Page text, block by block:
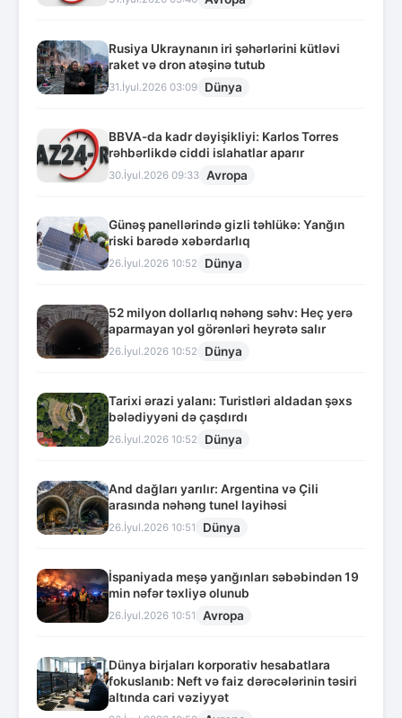
Rusiya Ukraynanın iri şəhərlərini kütləvi
raket və dron atəşinə tutub
31.İyul.2026 03:09 Dünya
BBVA-da kadr dəyişikliyi: Karlos Torres
rəhbərlikdə ciddi islahatlar aparır
30.İyul.2026 09:33 Avropa
Günəş panellərində gizli təhlükə: Yanğın
riski barədə xəbərdarlıq
26.İyul.2026 10:52 Dünya
52 milyon dollarlıq nəhəng səhv: Heç yerə
aparmayan yol görənləri heyrətə salır
26.İyul.2026 10:52 Dünya
Tarixi ərazi yalanı: Turistləri aldadan şəxs
bələdiyyəni də çaşdırdı
26.İyul.2026 10:52 Dünya
And dağları yarılır: Argentina və Çili
arasında nəhəng tunel layihəsi
26.İyul.2026 10:51 Dünya
İspaniyada meşə yanğınları səbəbindən 19
min nəfər təxliyə olunub
26.İyul.2026 10:51 Avropa
Dünya birjaları korporativ hesabatlara
fokuslanıb: Neft və faiz dərəcələrinin təsiri
altında cari vəziyyət